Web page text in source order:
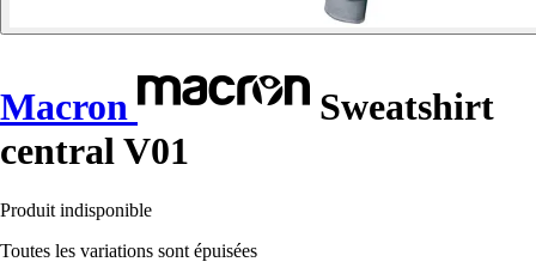
Macron
Sweatshirt
central V01
Produit indisponible
Toutes les variations sont épuisées